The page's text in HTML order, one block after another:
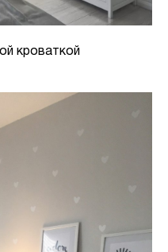
кроваткой